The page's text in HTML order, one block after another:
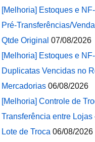
[Melhoria] Estoques e
Pré-Transferências/
Qtde Original 07/08/2026
[Melhoria] Estoques e
Duplicatas Vencidas no
Mercadorias 06/08/2026
[Melhoria] Controle de
Transferência entre
Lote de Troca 06/08/2026